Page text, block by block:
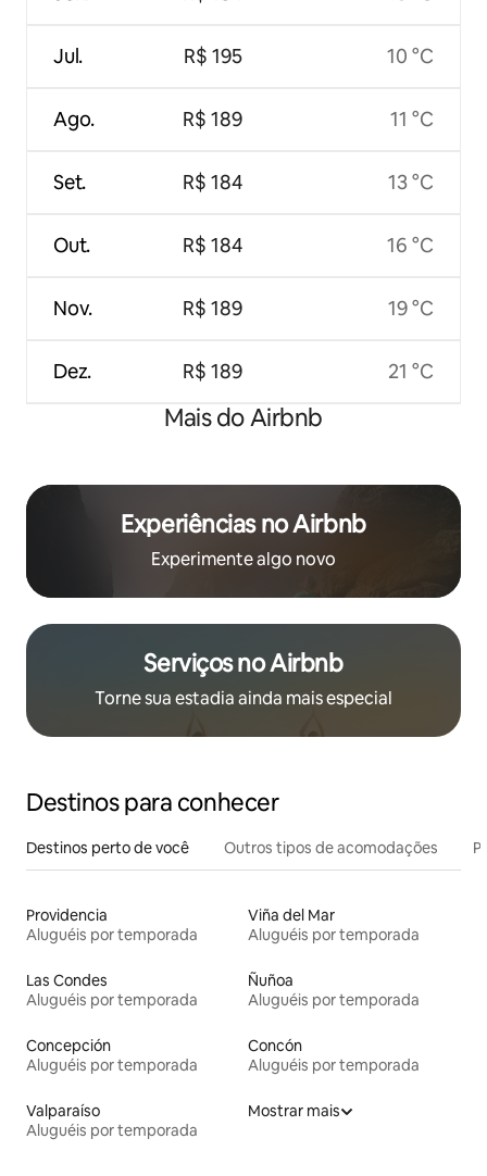
Jul.
Ago.
Set.
Out.
Nov.
Dez.
R$ 195
R$ 189
R$ 184
R$ 184
R$ 189
R$ 189
10 °C
11 °C
13 °C
16 °C
19 °C
21 °C
Mais do Airbnb
Experiências no Airbnb
Experimente algo novo
Serviços no Airbnb
Torne sua estadia ainda mais especial
Destinos para conhecer
Destinos perto de você Outros tipos de acomodações
Providencia
Aluguéis por temporada
Viña del Mar
Aluguéis por temporada
Las Condes
Aluguéis por temporada
Ñuñoa
Aluguéis por temporada
Concepción
Aluguéis por temporada
Concón
Aluguéis por temporada
Valparaíso
Aluguéis por temporada
Mostrar mais